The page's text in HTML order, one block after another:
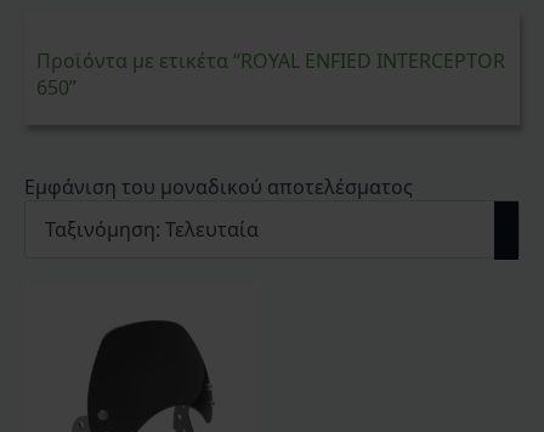
Προϊόντα με ετικέτα “ROYAL ENFIED INTERCEPTOR
650”
Εμφάνιση του μοναδικού αποτελέσματος